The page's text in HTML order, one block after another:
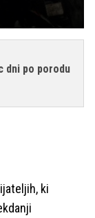
dni po porodu
ki